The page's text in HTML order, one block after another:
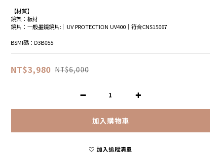
【材質】
鏡架：板材
鏡片：一般墨鏡鏡片:│UV PROTECTION UV400│符合CNS15067
BSMI碼：D3B055
NT$3,980 NT$6,000
加入購物車
加入追蹤清單